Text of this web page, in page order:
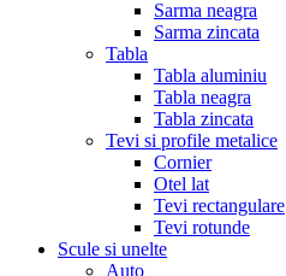
Sarma neagra
Sarma zincata
Tabla
Tabla aluminiu
Tabla neagra
Tabla zincata
Tevi si profile metalice
Cornier
Otel lat
Tevi rectangulare
Tevi rotunde
Scule si unelte
Auto